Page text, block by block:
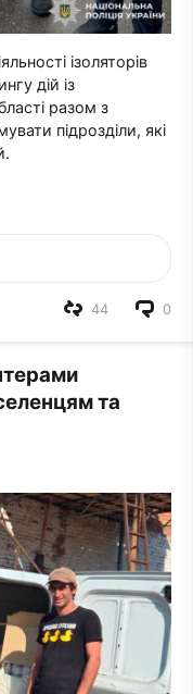
ізоляторів
дій із
разом з
підрозділи, які
0
44
та